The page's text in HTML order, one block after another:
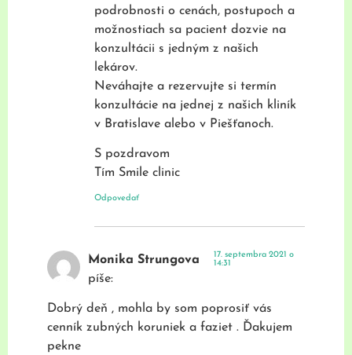
podrobnosti o cenách, postupoch a
možnostiach sa pacient dozvie na
konzultácii s jedným z našich
lekárov.
Neváhajte a rezervujte si termín
konzultácie na jednej z našich kliník
v Bratislave alebo v Piešťanoch.
S pozdravom
Tím Smile clinic
Odpovedať
Monika Strungova
píše:
17. septembra 2021 o
14:31
Dobrý deň , mohla by som poprosiť vás
cenník zubných koruniek a faziet . Ďakujem
pekne